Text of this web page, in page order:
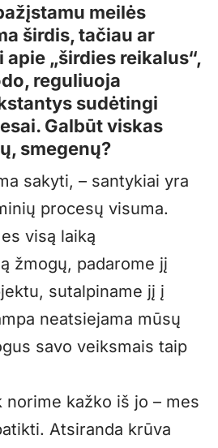
meilės
širdis, tačiau ar
„širdies reikalus“,
reguliuoja
sudėtingi
Galbūt viskas
smegenų?
sakyti, – santykiai yra
procesų visuma.
visą laiką
žmogų, padarome jį
sutalpiname jį į
neatsiejama mūsų
savo veiksmais taip
norime kažko iš jo – mes
Atsiranda krūva